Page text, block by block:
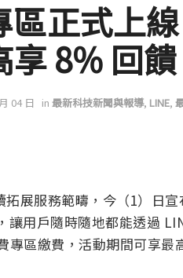
區正式上
享 8% 回饋
04 日 in 最新科技新聞與報導, LINE,
展服務範疇，今（1）日
用戶隨時隨地都能透過
專區繳費，活動期間可享最